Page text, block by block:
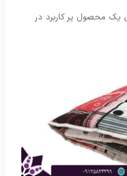
یک محصول پر کاربرد در